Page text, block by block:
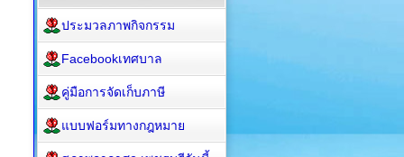
ประมวลภาพกิจกรรม
Facebookเทศบาล
คู่มือการจัดเก็บภาษี
แบบฟอร์มทางกฎหมาย